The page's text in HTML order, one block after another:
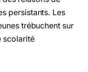
persistants. Les
trébuchent sur
scolarité